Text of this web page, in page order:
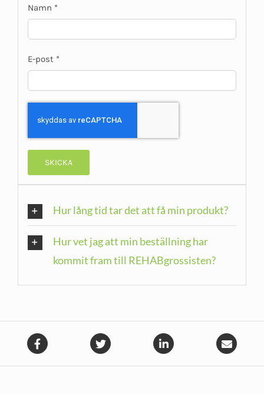
Namn *
E-post *
Hur lång tid tar det att få min produkt?
Hur vet jag att min beställning har
kommit fram till REHABgrossisten?